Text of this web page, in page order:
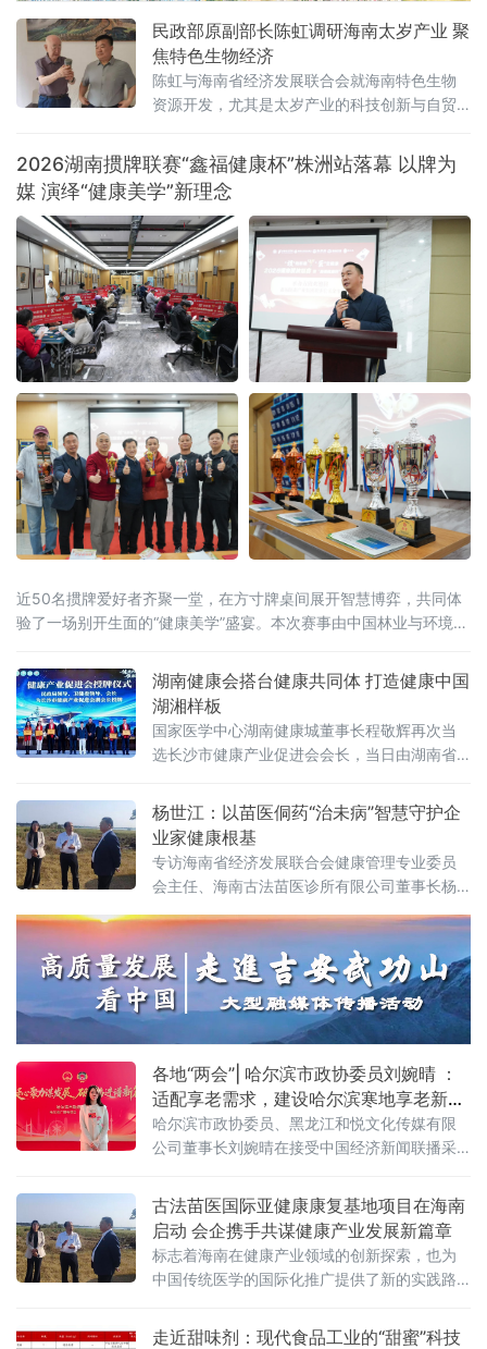
脑机赋能”为主题，
民政部原副部长陈虹调研海南太岁产业 聚
焦特色生物经济
陈虹与海南省经济发展联合会就海南特色生物
资源开发，尤其是太岁产业的科技创新与自贸
种古老而神秘的生物，其培育难度极高。太岁
研发基地（海南）股
2026湖南掼牌联赛“鑫福健康杯”株洲站落幕 以牌为
媒 演绎“健康美学”新理念
近50名掼牌爱好者齐聚一堂，在方寸牌桌间展开智慧博弈，共同体
验了一场别开生面的“健康美学”盛宴。本次赛事由中国林业与环境促
赛）组委会主办，株洲鑫福健康管理（体检）中心承办。中国掼牌
界“大魔王”、湘掼俱乐
湖南健康会搭台健康共同体 打造健康中国
湖湘样板
国家医学中心湖南健康城董事长程敬辉再次当
选长沙市健康产业促进会会长，当日由湖南省
国家医学中心湖南健康城等多家单位共同举办
的“领航之夜”公益盛典在长沙启幕。授牌仪式现
场活动锚定《“健康中国2030”规划纲要》战略
方向，以“健康共同体·万群联健康·领航启新
程”为核心主题，通过政策解读、成果发布、爱
心捐赠、项目签约等多元环节
杨世江：以苗医侗药“治未病”智慧守护企
业家健康根基
专访海南省经济发展联合会健康管理专业委员
会主任、海南古法苗医诊所有限公司董事长杨
各地“两会”| 哈尔滨市政协委员刘婉晴 ：
适配享老需求，建设哈尔滨寒地享老新模
式
哈尔滨市政协委员、黑龙江和悦文化传媒有限
公司董事长刘婉晴在接受中国经济新闻联播采
型，适配享老需求建设哈尔滨寒地享老新模式
的建议。
古法苗医国际亚健康康复基地项目在海南
启动 会企携手共谋健康产业发展新篇章
标志着海南在健康产业领域的创新探索，也为
中国传统医学的国际化推广提供了新的实践路
具有国际影响力的健康康复示范基地。
走近甜味剂：现代食品工业的“甜蜜”科技